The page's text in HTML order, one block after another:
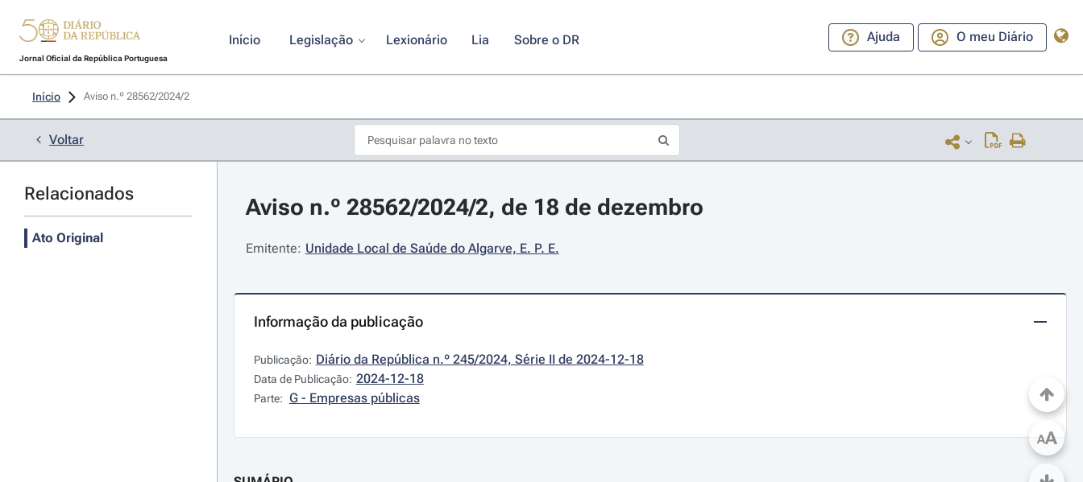
Jornal Oficial da República Portuguesa
Início Legislação Lexionário Lia Sobre o DR Ajuda O meu Diário
Início Aviso n.º 28562/2024/2
Voltar
Relacionados
Ato Original
Aviso n.º 28562/2024/2, de 18 de dezembro
Emitente: Unidade Local de Saúde do Algarve, E. P. E.
Informação da publicação
Publicação: Diário da República n.º 245/2024, Série II de 2024-12-18
Data de Publicação: 2024-12-18
Parte: G - Empresas públicas
AA